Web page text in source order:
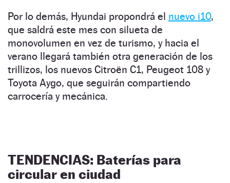
Por lo demás, Hyundai propondrá el nuevo i10,
que saldrá este mes con silueta de
monovolumen en vez de turismo, y hacia el
verano llegará también otra generación de los
trillizos, los nuevos Citroën C1, Peugeot 108 y
Toyota Aygo, que seguirán compartiendo
carrocería y mecánica.
TENDENCIAS: Baterías para
circular en ciudad